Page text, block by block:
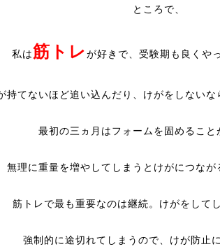
ところで、
私は筋トレが好きで、受験期も良くや
持てないほど追い込んだり、けがをしないな
最初の三ヵ月はフォームを固めること
無理に重量を増やしてしまうとけがにつなが
筋トレで最も重要なのは継続。けがをして
強制的に途切れてしまうので、けが防止